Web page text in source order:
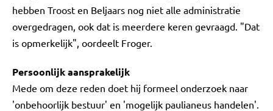
hebben Troost en Beljaars nog niet alle administratie
overgedragen, ook dat is meerdere keren gevraagd. "Dat
is opmerkelijk", oordeelt Froger.
Persoonlijk aansprakelijk
Mede om deze reden doet hij formeel onderzoek naar
'onbehoorlijk bestuur' en 'mogelijk paulianeus handelen'.